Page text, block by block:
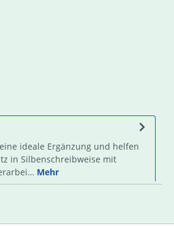
ideale Ergänzung und helfen
in Silbenschreibweise mit
Mehr